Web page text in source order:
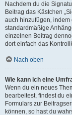
Nachdem du die
Beitrag das Kästchen
auch hinzufügen,
standardmäßige
einzelnen Beitrag
dort einfach das
Nach oben
Wie kann ich eine
Wenn du ein neues
bearbeitest, findest du
Formulars zur
können, so hast du